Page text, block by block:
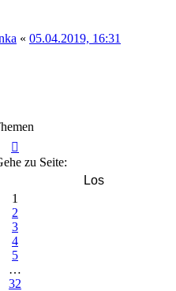
« 05.04.2019, 16:31
1 zu Seite:
1
2
3
4
5
…
32